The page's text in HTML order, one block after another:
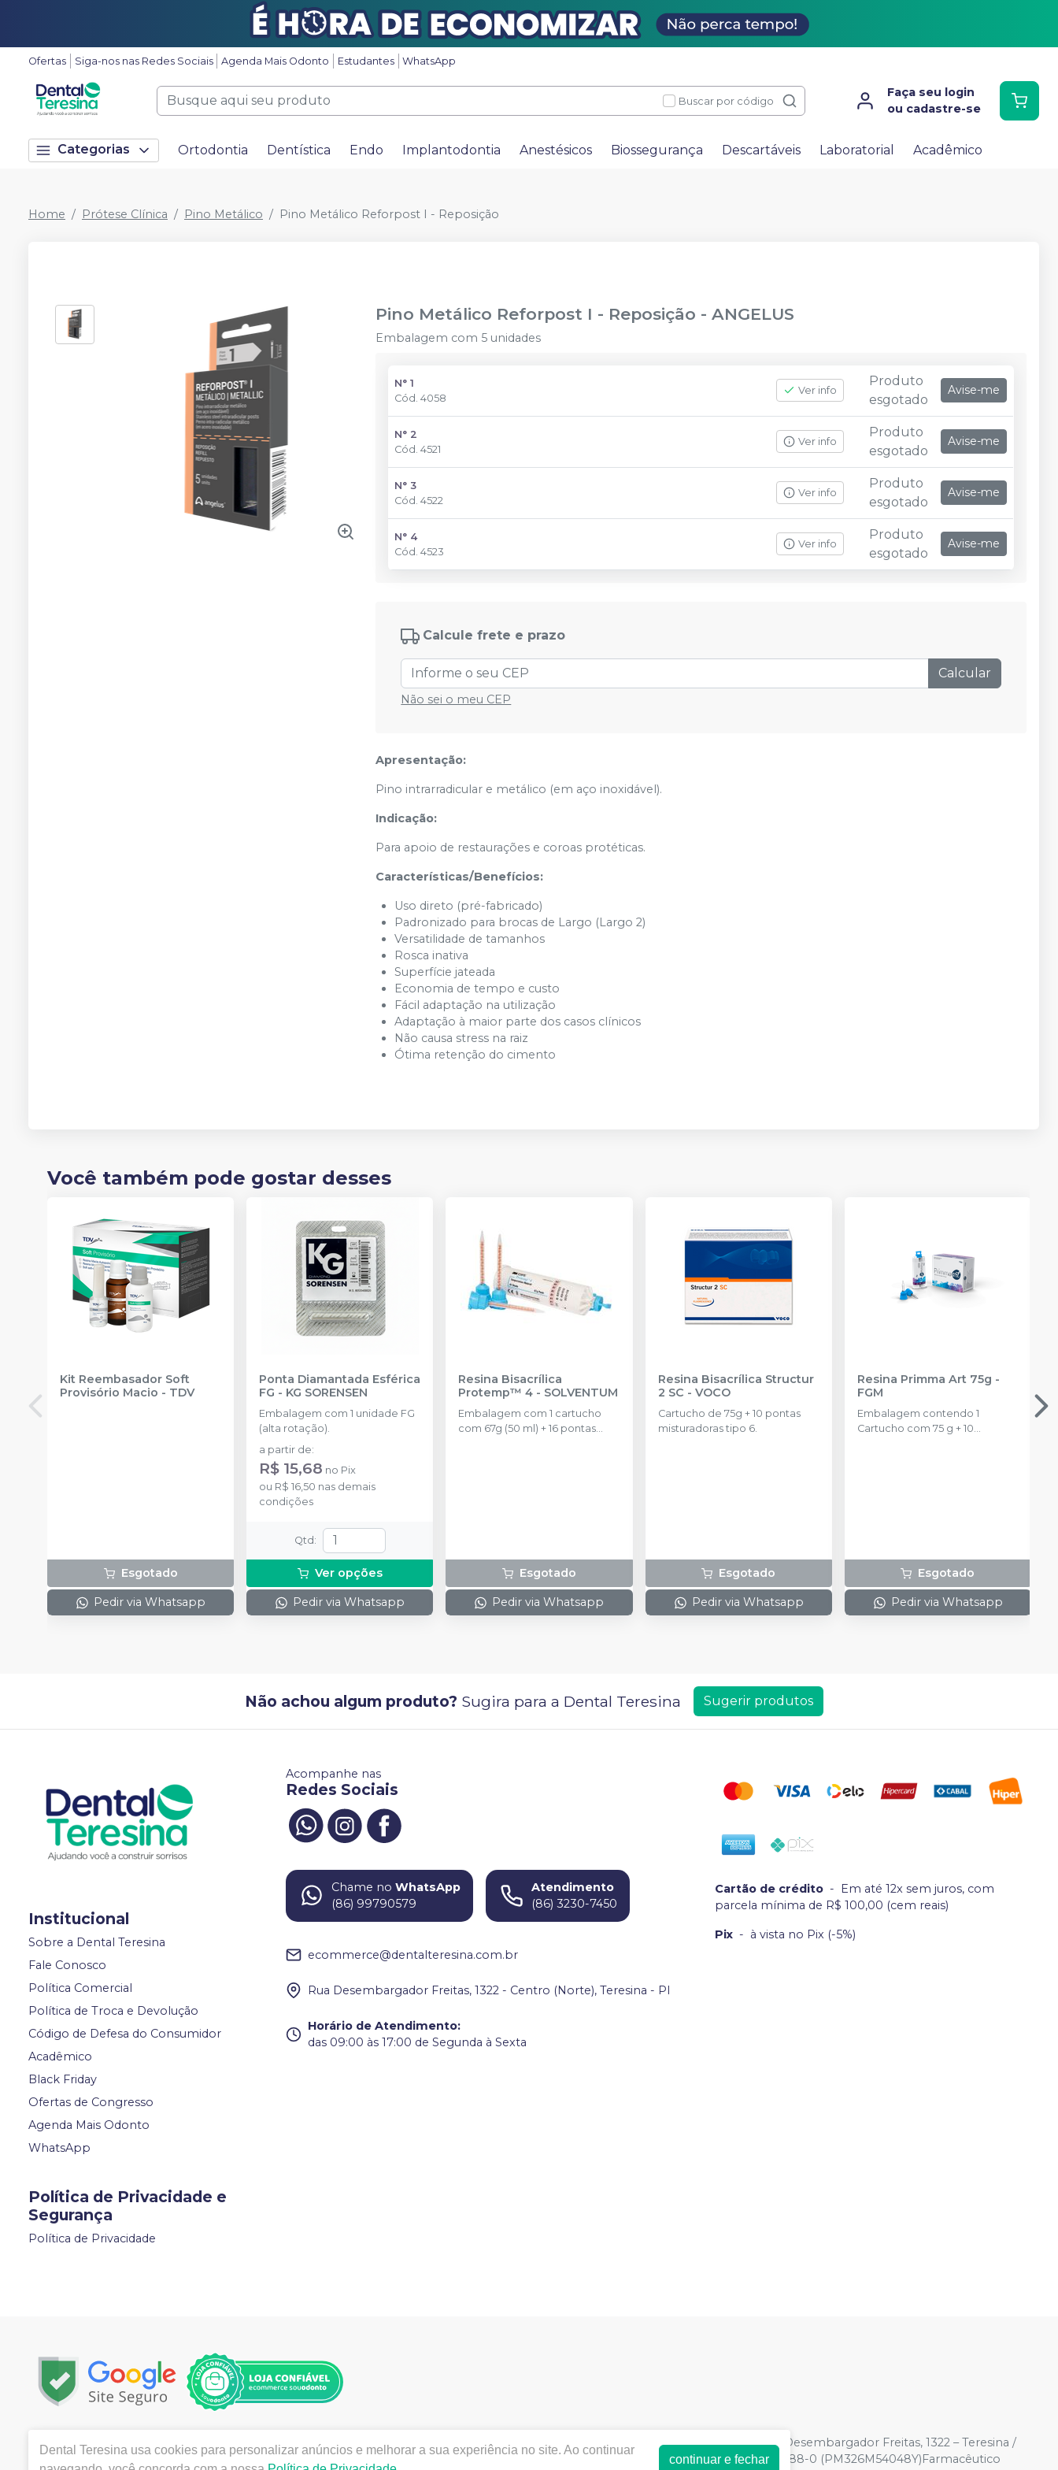
Ofertas Siga-nos nas Redes Sociais Agenda Mais Odonto Estudantes WhatsApp
Buscar por código
Faça seu login
ou cadastre-se
Categorias Ortodontia Dentística Endo Implantodontia Anestésicos Biossegurança Descartáveis Laboratorial Acadêmico
Home Prótese Clínica Pino Metálico Pino Metálico Reforpost I - Reposição
Pino Metálico Reforpost I - Reposição -ANGELUS
Embalagem com 5 unidades
N° 1
Cód.4058
Ver info
Produto
esgotado
Avise-me
N° 2
Cód.4521
Ver info
Produto
esgotado
Avise-me
N° 3
Cód.4522
Ver info
Produto
esgotado
Avise-me
N° 4
Cód.4523
Ver info
Produto
esgotado
Avise-me
Calcule frete e prazo
Calcular
Não sei o meu CEP
Apresentação:
Pino intrarradicular e metálico (em aço inoxidável).
Indicação:
Para apoio de restaurações e coroas protéticas.
Características/Benefícios:
Uso direto (pré-fabricado)
Padronizado para brocas de Largo (Largo 2)
Versatilidade de tamanhos
Rosca inativa
Superfície jateada
Economia de tempo e custo
Fácil adaptação na utilização
Adaptação à maior parte dos casos clínicos
Não causa stress na raiz
Ótima retenção do cimento
Você também pode gostar desses
Kit Reembasador Soft
Provisório Macio - TDV
Esgotado
Pedir via Whatsapp
Ponta Diamantada Esférica
FG - KG SORENSEN
Embalagem com 1 unidade FG
(alta rotação).
a partir de:
R$ 15,68 no Pix
ou R$ 16,50 nas demais
condições
Qtd :
Ver opções
Pedir via Whatsapp
Resina Bisacrílica
Protemp™ 4 - SOLVENTUM
Embalagem com 1 cartucho
com 67g (50 ml) + 16 pontas
Esgotado
Pedir via Whatsapp
Resina Bisacrílica Structur
2 SC - VOCO
Cartucho de 75g + 10 pontas
misturadoras tipo 6.
Esgotado
Pedir via Whatsapp
Resina Primma Art 75g -
FGM
Embalagem contendo 1
Cartucho com 75 g + 10
Esgotado
Pedir via Whatsapp
Não achou algum produto? Sugira para a Dental Teresina Sugerir produtos
Institucional
Sobre a Dental Teresina
Fale Conosco
Política Comercial
Política de Troca e Devolução
Código de Defesa do Consumidor
Acadêmico
Black Friday
Ofertas de Congresso
Agenda Mais Odonto
WhatsApp
Política de Privacidade e
Segurança
Política de Privacidade
Acompanhe nas
Redes Sociais
Chame no WhatsApp
(86) 99790579
Atendimento
(86) 3230-7450
ecommerce@dentalteresina.com.br
Rua Desembargador Freitas, 1322 - Centro (Norte), Teresina - PI
Horário de Atendimento:
das 09:00 às 17:00 de Segunda à Sexta
Cartão de crédito - Em até 12x sem juros, com
parcela mínima de R$ 100,00 (cem reais)
Pix - à vista no Pix (-5%)
Copyright © 2022 | Todos os direitos reservados | www.dentalteresina.com.br | Donaldo Gie Nogueira | 02.470.780/0003-20| Rua Desembargador Freitas, 1322 – Teresina /
Piauí - CEP 64000-240 | Autorizações de Funcionamento ANVISA - Medicamentos: 1.10129-3 , Produtos para Saúde (Correlatos): 8.22288-0 (PM326M54048Y)Farmacêutico
Dental Teresina usa cookies para personalizar anúncios e melhorar a sua experiência no site. Ao continuar
continuar e fechar